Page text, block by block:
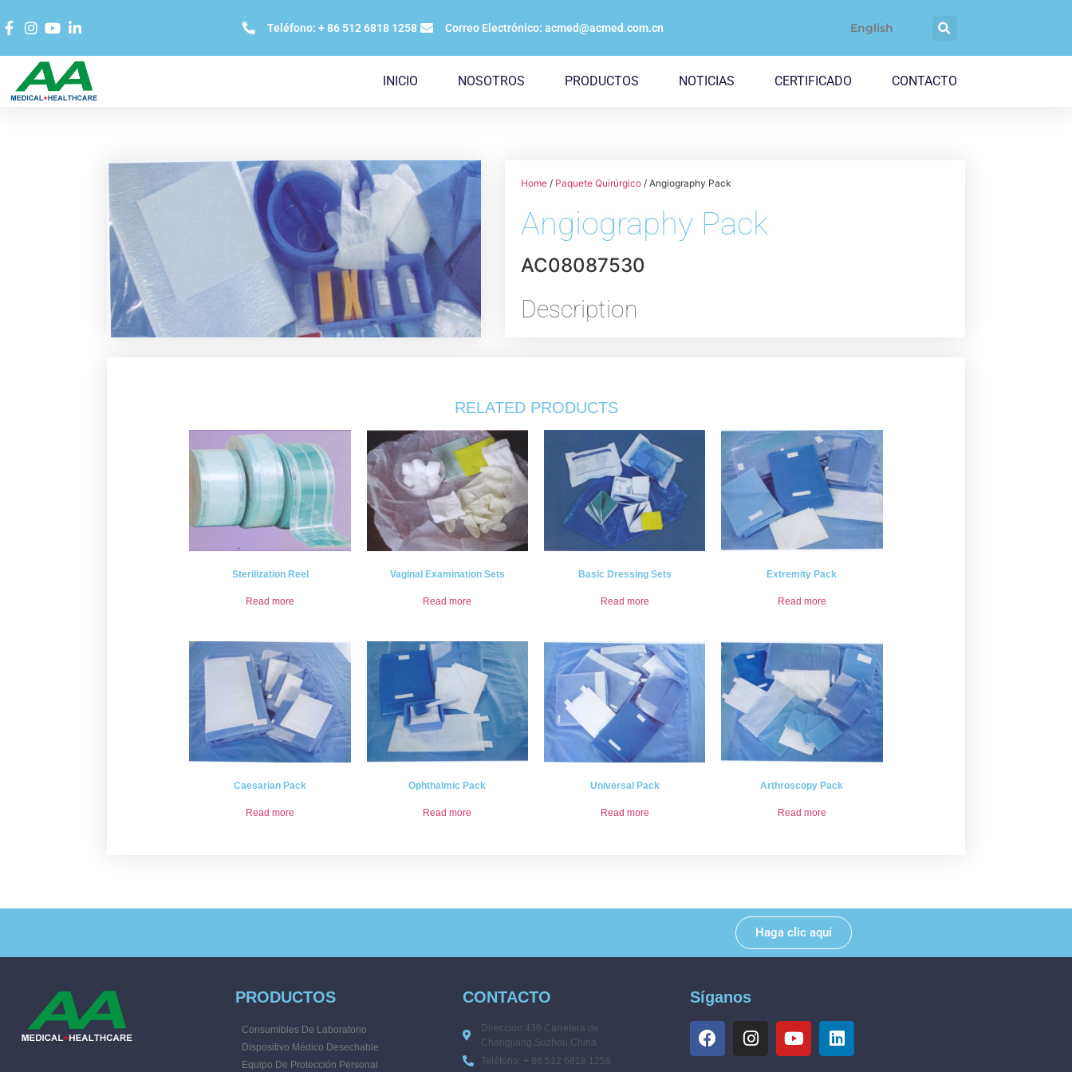
Teléfono: + 86 512 6818 1258 Correo Electrónico: acmed@acmed.com.cn English
INICIO NOSOTROS PRODUCTOS NOTICIAS CERTIFICADO CONTACTO
Home / Paquete Quirúrgico / Angiography Pack
Angiography Pack
AC08087530
Description
RELATED PRODUCTS
Sterilization Reel
Read more
Vaginal Examination Sets
Read more
Basic Dressing Sets
Read more
Extremity Pack
Read more
Caesarian Pack
Read more
Ophthalmic Pack
Read more
Universal Pack
Read more
Arthroscopy Pack
Read more
Haga clic aquí
PRODUCTOS
Consumibles De Laboratorio
Dispositivo Médico Desechable
Equipo De Protección Personal
CONTACTO
Dirección:436 Carretera de
Changjiang,Suzhou,China
Teléfono: + 86 512 6818 1258
Síganos